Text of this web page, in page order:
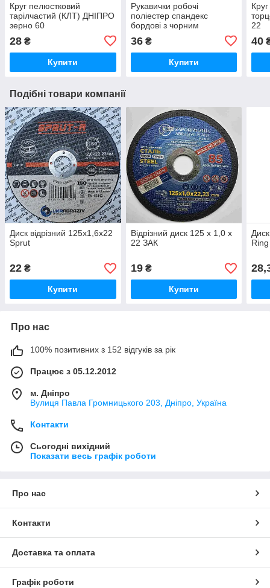
Круг пелюстковий
тарілчастий (КЛТ) ДНІПРО
зерно 60
28 ₴
Купити
Рукавички робочі
поліестер спандекс
бордові з чорним
36₴
Купити
22
40
Подібні товари компанії
Диск відрізний 125х1,6х22
Sprut
22 ₴
Купити
Відрізний диск 125 х 1,0 х
22 ЗАК
19₴
Купити
Про нас
100% позитивних з 152 відгуків за рік
Працює з 05.12.2012
м. Дніпро
Вулиця Павла Громницького 203, Дніпро, Україна
Контакти
Сьогодні вихідний
Показати весь графік роботи
Про нас
Контакти
Доставка та оплата
Графік роботи